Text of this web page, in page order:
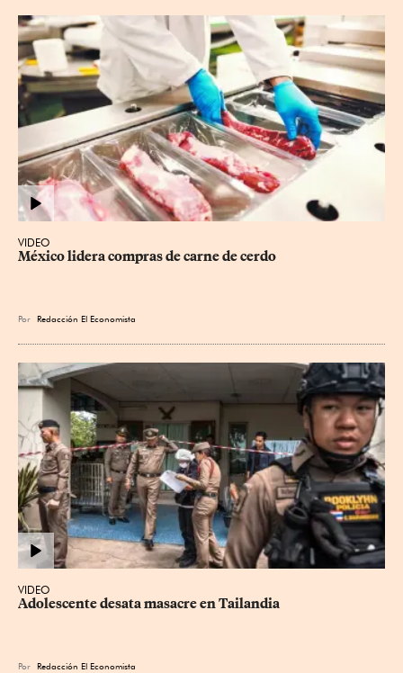
VIDEO
México lidera compras de carne de cerdo
Por Redacción El Economista
VIDEO
Adolescente desata masacre en Tailandia
Por Redacción El Economista